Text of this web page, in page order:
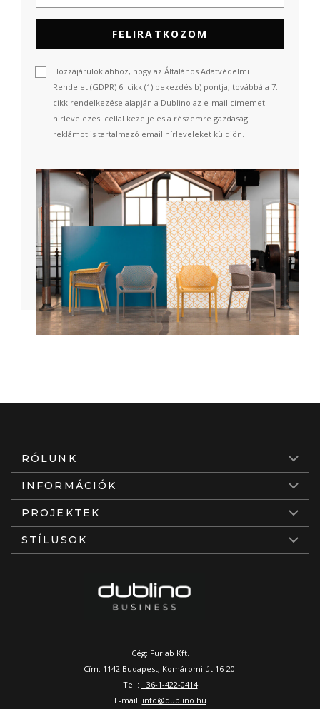
FELIRATKOZOM
Hozzájárulok ahhoz, hogy az Általános Adatvédelmi
Rendelet (GDPR) 6. cikk (1) bekezdés b) pontja, továbbá a 7.
cikk rendelkezése alapján a Dublino az e-mail címemet
hírlevelezési céllal kezelje és a részemre gazdasági
reklámot is tartalmazó email hírleveleket küldjön.
RÓLUNK
INFORMÁCIÓK
PROJEKTEK
STÍLUSOK
Cég: Furlab Kft.
Cím: 1142 Budapest, Komáromi út 16-20.
Tel.: +36-1-422-0414
E-mail: info@dublino.hu